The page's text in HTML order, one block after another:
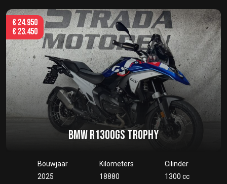
BMW R1300GS TROPHY
Bouwjaar
2025
Kilometers
18880
Cilinder
1300 cc
€24.950
€ 23.450